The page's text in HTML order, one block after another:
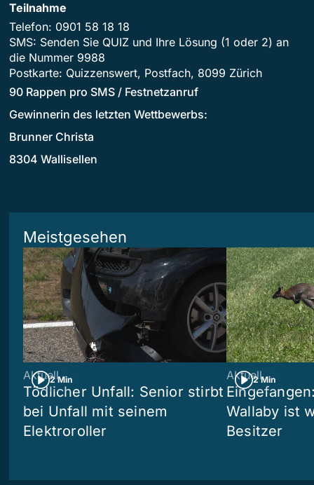
Teilnahme
Telefon: 0901 58 18 18
SMS: Senden Sie QUIZ und Ihre Lösung (1 oder 2) an
die Nummer 9988
Postkarte: Quizzenswert, Postfach, 8099 Zürich
90 Rappen pro SMS / Festnetzanruf
Gewinnerin des letzten Wettbewerbs:
Brunner Christa
8304 Wallisellen
Meistgesehen
2 Min
Aktuell
Tödlicher Unfall: Senior stirbt
bei Unfall mit seinem
Elektroroller
2 Min
Aktuell
Wallaby ist
Besitzer